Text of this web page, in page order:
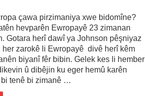
çawa pirzimaniya xwe bidomîne?
hevparên Ewropayê 23 zimanan
Gotara herî dawî ya Johnson pêşniyaz
her zarokê li Ewropayê divê herî kêm
biyanî fêr bibin. Gelek kes li hember
û dibêjin ku eger hemû karên
tenê bi zimanê …